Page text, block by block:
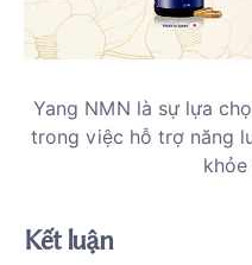
Yang NMN là sự lựa
trong việc hỗ trợ năng
Kết luận